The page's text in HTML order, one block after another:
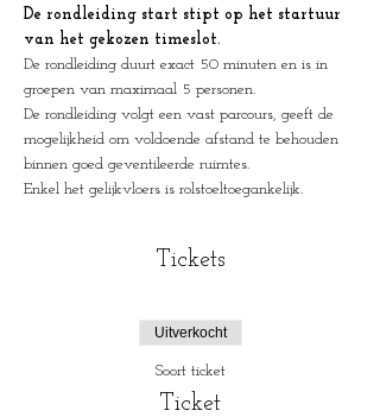
De rondleiding start stipt op het startuur
van het gekozen timeslot.
De rondleiding duurt exact 50 minuten en is in
groepen van maximaal 5 personen.
De rondleiding volgt een vast parcours, geeft de
mogelijkheid om voldoende afstand te behouden
binnen goed geventileerde ruimtes.
Enkel het gelijkvloers is rolstoeltoegankelijk.
Tickets
Uitverkocht
Soort ticket
Ticket